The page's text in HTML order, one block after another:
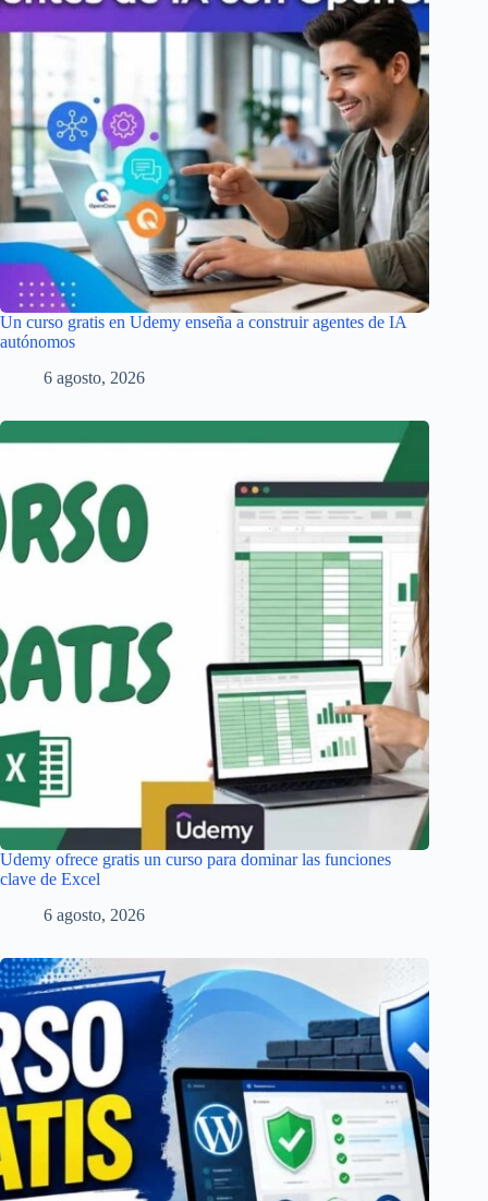
Un curso gratis en Udemy enseña a construir agentes de IA
autónomos
6 agosto, 2026
Udemy ofrece gratis un curso para dominar las funciones
clave de Excel
6 agosto, 2026